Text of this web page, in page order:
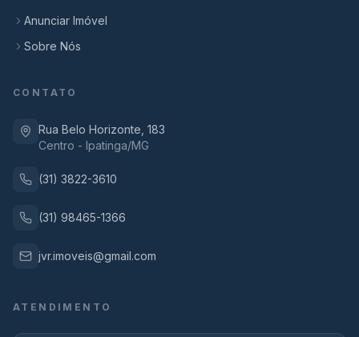
Anunciar Imóvel
Sobre Nós
CONTATO
Rua Belo Horizonte, 183
Centro - Ipatinga/MG
(31) 3822-3610
(31) 98465-1366
jvr.imoveis@gmail.com
ATENDIMENTO